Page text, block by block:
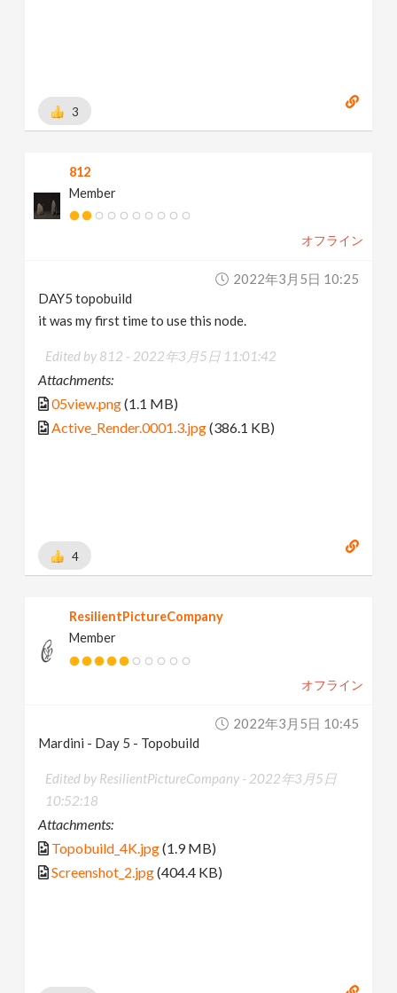
3
812
Member
オフライン
2022年3月5日 10:25
DAY5 topobuild
it was my first time to use this node.
Edited by 812 - 2022年3月5日 11:01:42
Attachments:
05view.png(1.1 MB)
Active_Render.0001.3.jpg(386.1 KB)
4
ResilientPictureCompany
Member
オフライン
2022年3月5日 10:45
Mardini - Day 5 - Topobuild
Edited by ResilientPictureCompany - 2022年3月5日
10:52:18
Attachments:
Topobuild_4K.jpg(1.9 MB)
Screenshot_2.jpg(404.4 KB)